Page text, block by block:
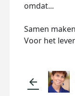
omdat...
Samen
Voor het
arrow_back